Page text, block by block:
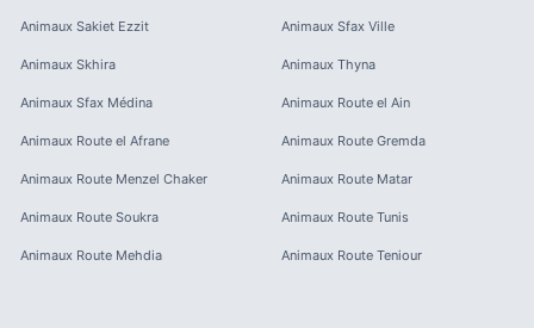
Animaux Sakiet Ezzit Animaux Sfax Ville
Animaux Skhira Animaux Thyna
Animaux Sfax Médina Animaux Route el Ain
Animaux Route el Afrane Animaux Route Gremda
Animaux Route Menzel Chaker Animaux Route Matar
Animaux Route Soukra Animaux Route Tunis
Animaux Route Mehdia Animaux Route Teniour